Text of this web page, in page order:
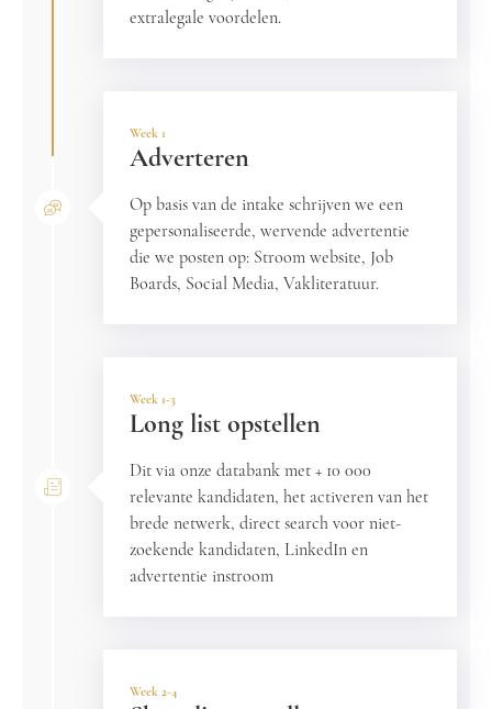
extralegale voordelen.
Week 1
Adverteren
Op basis van de intake schrijven we een
gepersonaliseerde, wervende advertentie
die we posten op: Stroom website, Job
Boards, Social Media, Vakliteratuur.
Week 1-3
Long list opstellen
Dit via onze databank met + 10 000
relevante kandidaten, het activeren van het
brede netwerk, direct search voor niet-
zoekende kandidaten, LinkedIn en
advertentie instroom
Week 2-4